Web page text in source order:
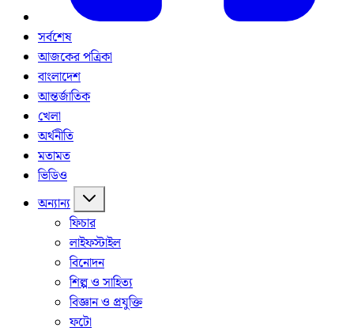
সর্বশেষ
আজকের পত্রিকা
বাংলাদেশ
আন্তর্জাতিক
খেলা
অর্থনীতি
মতামত
ভিডিও
অন্যান্য
ফিচার
লাইফস্টাইল
বিনোদন
শিল্প ও সাহিত্য
বিজ্ঞান ও প্রযুক্তি
ফটো